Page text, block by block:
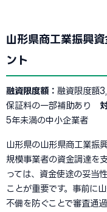
山形県商工業振興
ント
融資限度額： 融資限度額
保証料の一部補助あり
5年未満の中小企業者
山形県の山形県商工業振
規模事業者の資金調達を
っては、資金使途の妥当
ことが重要です。事前に
不備を防ぐことで審査通